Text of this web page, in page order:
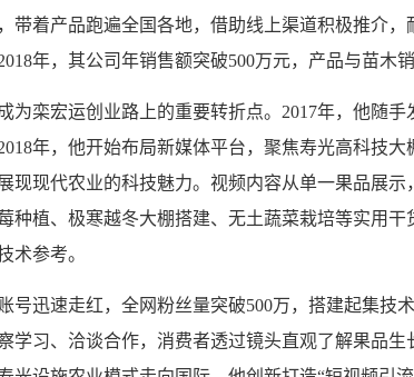
带着产品跑遍全国各地，借助线上渠道积极推介
年，其公司年销售额突破500万元，产品与苗木
为栾宏运创业路上的重要转折点。2017年，他随
年，他开始布局新媒体平台，聚焦寿光高科技
现现代农业的科技魅力。视频内容从单一果品展
种植、极寒越冬大棚搭建、无土蔬菜栽培等实用
术参考。
号迅速走红，全网粉丝量突破500万，搭建起集技
学习、洽谈合作，消费者透过镜头直观了解果品